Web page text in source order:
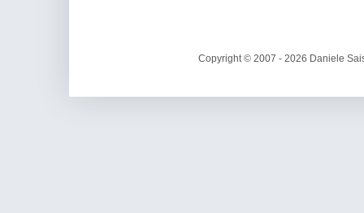
Copyright © 2007 - 2026 Daniele